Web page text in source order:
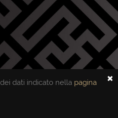
dati indicato nella pagina